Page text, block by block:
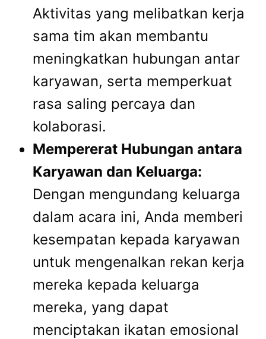
Aktivitas yang melibatkan kerja
sama tim akan membantu
meningkatkan hubungan antar
karyawan, serta memperkuat
rasa saling percaya dan
kolaborasi.
Mempererat Hubungan antara
Karyawan dan Keluarga:
Dengan mengundang keluarga
dalam acara ini, Anda memberi
kesempatan kepada karyawan
untuk mengenalkan rekan kerja
mereka kepada keluarga
mereka, yang dapat
menciptakan ikatan emosional